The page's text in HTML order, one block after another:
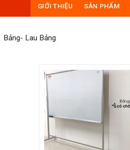
GIỚI THIỆU SẢN PHẨM
Bảng- Lau Bảng